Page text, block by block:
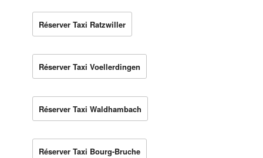
Réserver Taxi Ratzwiller
Réserver Taxi Voellerdingen
Réserver Taxi Waldhambach
Réserver Taxi Bourg-Bruche